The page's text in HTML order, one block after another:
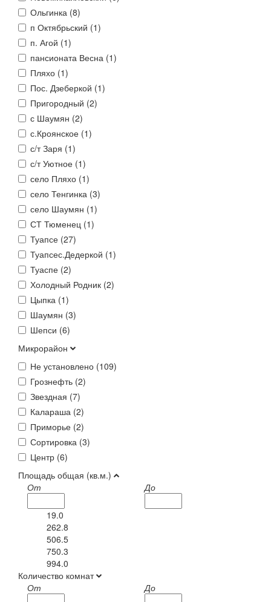
Ольгинка (8)
п Октябрьский (1)
п. Агой (1)
пансионата Весна (1)
Пляхо (1)
Пос. Дзеберкой (1)
Пригородный (2)
с Шаумян (2)
с.Кроянское (1)
с/т Заря (1)
с/т Уютное (1)
село Пляхо (1)
село Тенгинка (3)
село Шаумян (1)
СТ Тюменец (1)
Туапсе (27)
Туапсес.Дедеркой (1)
Туаспе (2)
Холодный Родник (2)
Цыпка (1)
Шаумян (3)
Шепси (6)
Микрорайон
Не установлено (109)
Грознефть (2)
Звездная (7)
Калараша (2)
Приморье (2)
Сортировка (3)
Центр (6)
Площадь общая (кв.м.)
От
До
19.0
262.8
506.5
750.3
994.0
Количество комнат
От
До